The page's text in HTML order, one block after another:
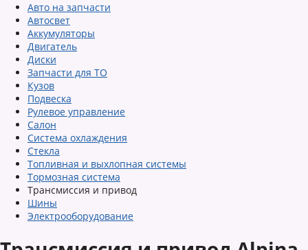
Авто на запчасти
Автосвет
Аккумуляторы
Двигатель
Диски
Запчасти для ТО
Кузов
Подвеска
Рулевое управление
Салон
Система охлаждения
Стекла
Топливная и выхлопная системы
Тормозная система
Трансмиссия и привод
Шины
Электрооборудование